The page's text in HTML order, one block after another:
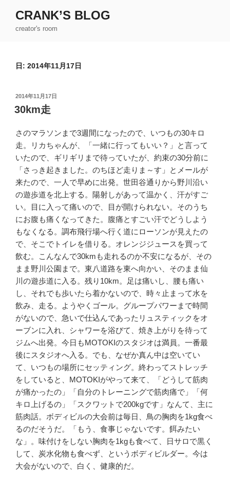
CRANK’S BLOG
creator's room
日: 2014年11月17日
投
稿
日:
2014年11月17日
30km走
さのマラソンまで3週間になったので、いつもの30キロ
走。リカちゃんが、「一緒に行ってもいい？」と言って
いたので、ギリギリまで待っていたが、約束の30分前に
「さっき起きました。のちほど走りま～す」とメールが
来たので、一人で早めに出発。世田谷通りから野川沿い
の遊歩道を北上する。陽射しがあって温かく、汗がすご
い。目に入って痛いので、目が開けられない。そのうち
にお腹も痛くなってきた。腹痛とすごい汗でどうしよう
もなくなる。調布飛行場へ行く道にローソンが見えたの
で、そこでトイレを借りる。オレンジジュースを買って
飲む。こんなんで30kmも走れるのか不安になるが、その
まま野川公園まで。東八道路を東へ向かい、そのまま仙
川の遊歩道に入る。残り10km。足は痛いし、腰も痛い
し、それでも歩いたら着かないので、時々止まって水を
飲み、走る。ようやくゴール。グループパワーまで時間
がないので、急いで仕込んであったリュスティックをオ
ーブンに入れ、シャワーを浴びて、焼き上がりを待って
ジムへ出発。今日もMOTOKIのスタジオは満員。一番最
後にスタジオへ入る。でも、なぜか真ん中は空いてい
て、いつもの場所にセッティング。終わってストレッチ
をしていると、MOTOKIがやって来て、「どうして筋肉
が痛かったの」「自分のトレーニングで筋肉痛で」「何
キロ上げるの」「スクワットで200kgです」なんて、主に
筋肉話。ボディビルの大会前は毎日、鳥の胸肉を1kg食べ
るのだそうだ。「もう、食事じゃないです。餌みたい
な」。味付けをしない胸肉を1kgも食べて、日サロで黒く
して、炭水化物も食べず、というボディビルダー。今は
大会がないので、白く、健康的だ。